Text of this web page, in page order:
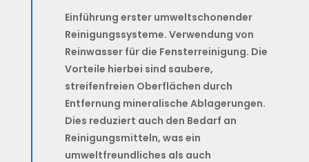
Einführung erster umweltschonender
Reinigungssysteme. Verwendung von
Reinwasser für die Fensterreinigung. Die
Vorteile hierbei sind saubere,
streifenfreien Oberflächen durch
Entfernung mineralische Ablagerungen.
Dies reduziert auch den Bedarf an
Reinigungsmitteln, was ein
umweltfreundliches als auch